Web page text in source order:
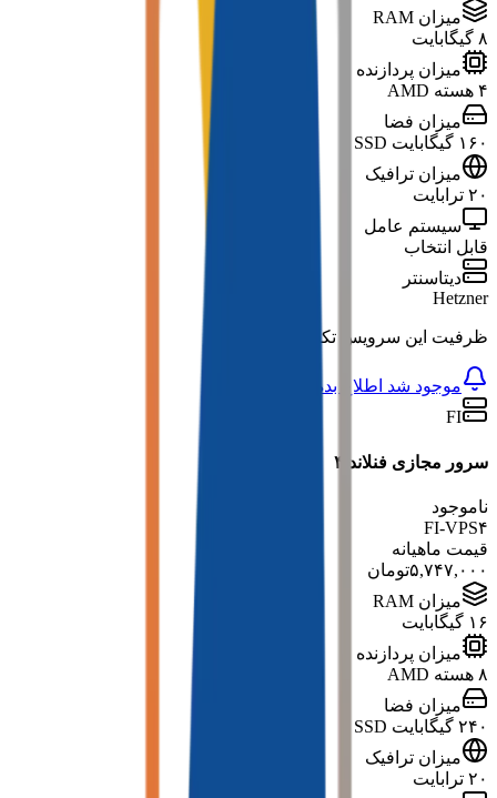
میزان RAM
۸ گیگابایت
میزان پردازنده
۴ هسته AMD
میزان فضا
۱۶۰ گیگابایت SSD
میزان ترافیک
۲۰ ترابایت
سیستم عامل
قابل انتخاب
دیتاسنتر
Hetzner
ظرفیت این سرویس تکمیل شده است
موجود شد اطلاع بده
FI
سرور مجازی فنلاند ۴
ناموجود
FI-VPS۴
قیمت ماهیانه
۵,۷۴۷,۰۰۰تومان
میزان RAM
۱۶ گیگابایت
میزان پردازنده
۸ هسته AMD
میزان فضا
۲۴۰ گیگابایت SSD
میزان ترافیک
۲۰ ترابایت